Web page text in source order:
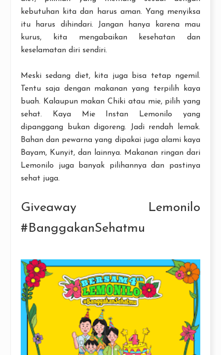
kebutuhan kita dan harus aman. Yang menyiksa
itu harus dihindari. Jangan hanya karena mau
kurus, kita mengabaikan kesehatan dan
keselamatan diri sendiri.
Meski sedang diet, kita juga bisa tetap ngemil.
Tentu saja dengan makanan yang terpilih kaya
buah. Kalaupun makan Chiki atau mie, pilih yang
sehat. Kaya Mie Instan Lemonilo yang
dipanggang bukan digoreng. Jadi rendah lemak.
Bahan dan pewarna yang dipakai juga alami kaya
Bayam, Kunyit, dan lainnya. Makanan ringan dari
Lemonilo juga banyak pilihannya dan pastinya
sehat juga.
Giveaway Lemonilo
#BanggakanSehatmu